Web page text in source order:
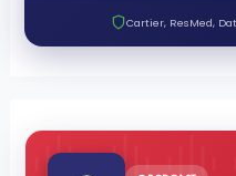
Cartier, ResMed,